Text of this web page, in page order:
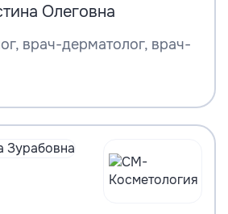
Олеговна
врач-дерматолог, врач-